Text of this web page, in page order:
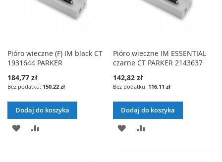
Pióro wieczne (F) IM black CT
1931644 PARKER
184,77 zł
150,22 zł
Dodaj do koszyka
DODAJ
Pióro wieczne IM ESSENTIAL
czarne CT PARKER 2143637
142,82 zł
116,11 zł
Dodaj do koszyka
DODAJ